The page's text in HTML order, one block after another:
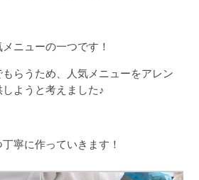
ニューの一つです！
らうため、人気メニューをアレン
ようと考えました♪
寧に作っていきます！